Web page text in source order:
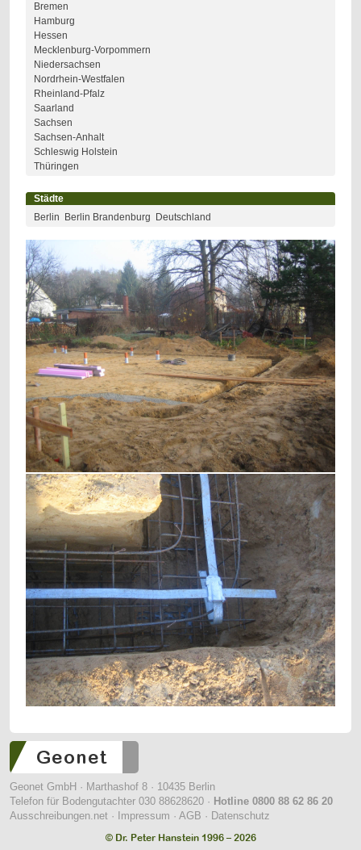
Bremen
Hamburg
Hessen
Mecklenburg-Vorpommern
Niedersachsen
Nordrhein-Westfalen
Rheinland-Pfalz
Saarland
Sachsen
Sachsen-Anhalt
Schleswig Holstein
Thüringen
Städte
Berlin
Berlin Brandenburg Deutschland
Geonet GmbH · Marthashof 8 · 10435 Berlin
Telefon für Bodengutachter 030 88628620 · Hotline 0800 88 62 86 20
Ausschreibungen.net · Impressum · AGB · Datenschutz
© Dr. Peter Hanstein 1996 – 2026